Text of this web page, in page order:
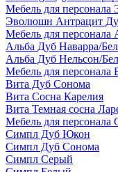
Мебель для
Эволюшн Антрацит
Мебель для персонала
Альба Дуб Наварра/
Альба Дуб Нельсон/
Мебель для персонала
Вита Дуб Сонома
Вита Сосна Карелия
Вита Темная сосна
Мебель для персонала
Симпл Дуб Юкон
Симпл Дуб Сонома
Симпл Серый